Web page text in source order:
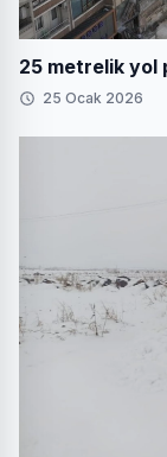
25 metrelik yol
25 Ocak 2026